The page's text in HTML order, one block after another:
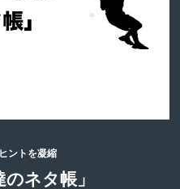
ントを凝縮
のネタ帳」